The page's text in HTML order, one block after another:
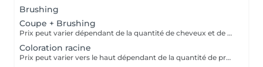
Brushing
Coupe + Brushing
Prix peut varier dépendant de la quantité de cheveux et de produits traités.
Coloration racine
Prix peut varier vers le haut dépendant de la quantité de produits finalement utilisées.